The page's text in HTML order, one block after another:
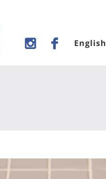
English